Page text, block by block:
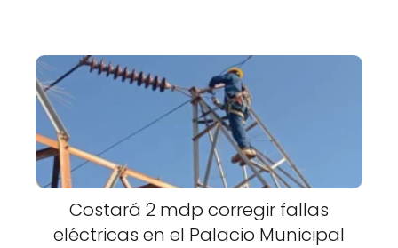
Costará 2 mdp corregir fallas
eléctricas en el Palacio Municipal